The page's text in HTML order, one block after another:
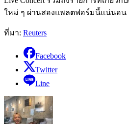
ใหม่ ๆ ผ่านสองแพลตฟอร์มนี้แน่นอน
ที่มา: Reuters
Facebook
Twitter
Line